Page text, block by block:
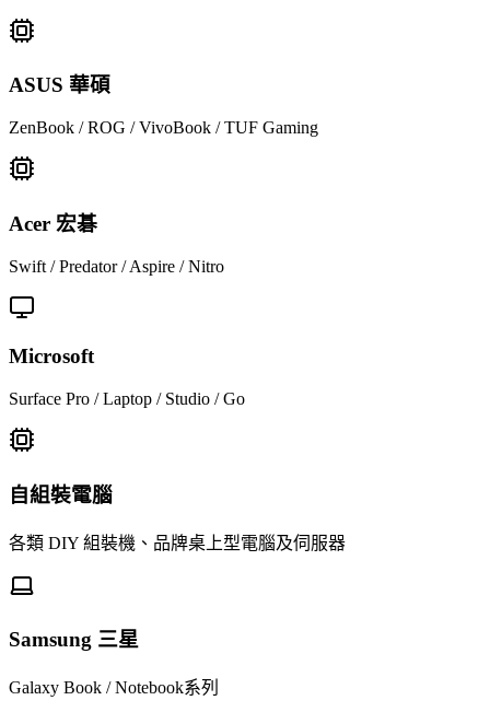
ASUS 華碩
ZenBook / ROG / VivoBook / TUF Gaming
Acer 宏碁
Swift / Predator / Aspire / Nitro
Microsoft
Surface Pro / Laptop / Studio / Go
自組裝電腦
各類 DIY 組裝機、品牌桌上型電腦及伺服器
Samsung 三星
Galaxy Book / Notebook系列